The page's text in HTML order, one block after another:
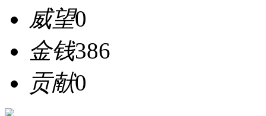
威望0
金钱386
贡献0